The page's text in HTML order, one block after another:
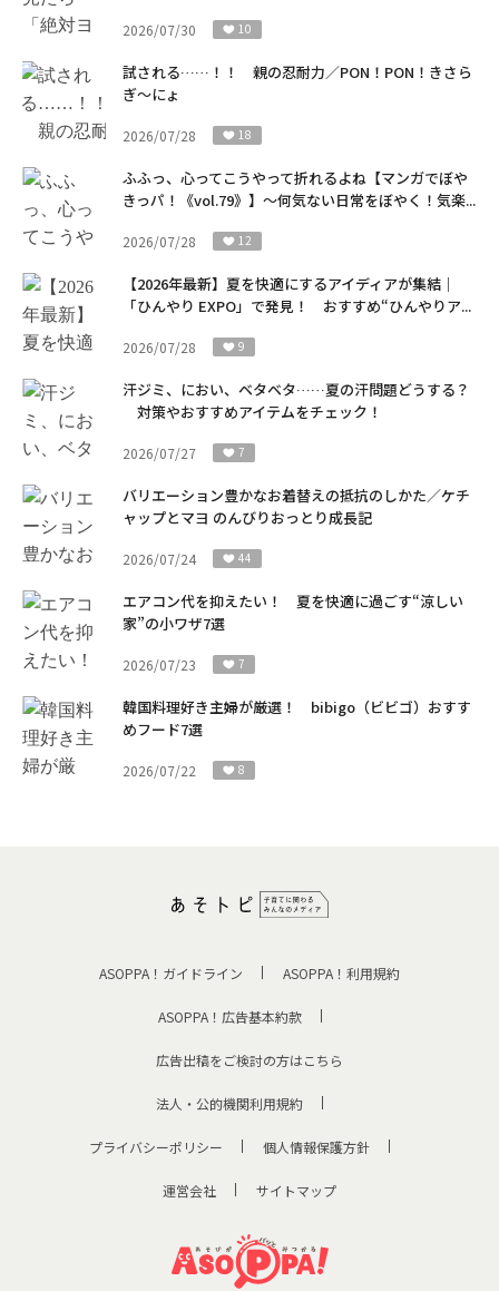
2026/07/30 10
試される……！！ 親の忍耐力／PON！PON！きさら
ぎ～にょ
2026/07/28 18
ふふっ、心ってこうやって折れるよね【マンガでぼや
きっパ！《vol.79》】～何気ない日常をぼやく！気楽...
2026/07/28 12
【2026年最新】夏を快適にするアイディアが集結｜
「ひんやり EXPO」で発見！ おすすめ“ひんやりア...
2026/07/28 9
汗ジミ、におい、ベタベタ……夏の汗問題どうする？
対策やおすすめアイテムをチェック！
2026/07/27 7
バリエーション豊かなお着替えの抵抗のしかた／ケチ
ャップとマヨ のんびりおっとり成長記
2026/07/24 44
エアコン代を抑えたい！ 夏を快適に過ごす“涼しい
家”の小ワザ7選
2026/07/23 7
韓国料理好き主婦が厳選！ bibigo（ビビゴ）おすす
めフード7選
2026/07/22 8
ASOPPA！ガイドライン ASOPPA！利用規約
ASOPPA！広告基本約款
広告出稿をご検討の方はこちら
法人・公的機関利用規約
プライバシーポリシー 個人情報保護方針
運営会社 サイトマップ